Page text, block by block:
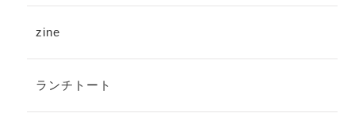
zine
ランチトート